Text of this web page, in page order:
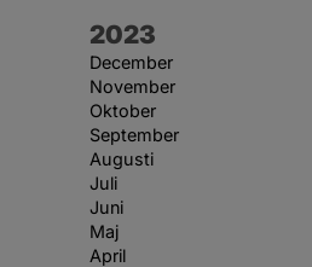
År:
2023
December
November
Oktober
September
Augusti
Juli
Juni
Maj
April